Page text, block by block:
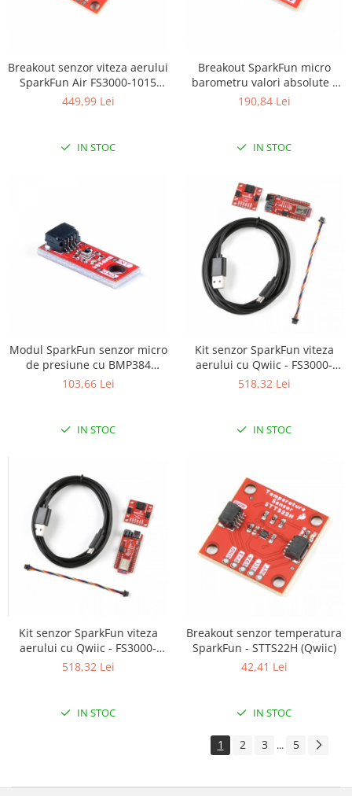
Breakout senzor viteza aerului
SparkFun Air FS3000-1015
(Qwiic)
449,99 Lei
IN STOC
Breakout SparkFun micro
barometru valori absolute -
LPS28DFW (Qwiic)
190,84 Lei
IN STOC
Modul SparkFun senzor micro
de presiune cu BMP384
(Qwiic)
103,66 Lei
IN STOC
Kit senzor SparkFun viteza
aerului cu Qwiic - FS3000-
1005
518,32 Lei
IN STOC
Kit senzor SparkFun viteza
aerului cu Qwiic - FS3000-
1015
518,32 Lei
IN STOC
Breakout senzor temperatura
SparkFun - STTS22H (Qwiic)
42,41 Lei
IN STOC
1 2 3 ... 5